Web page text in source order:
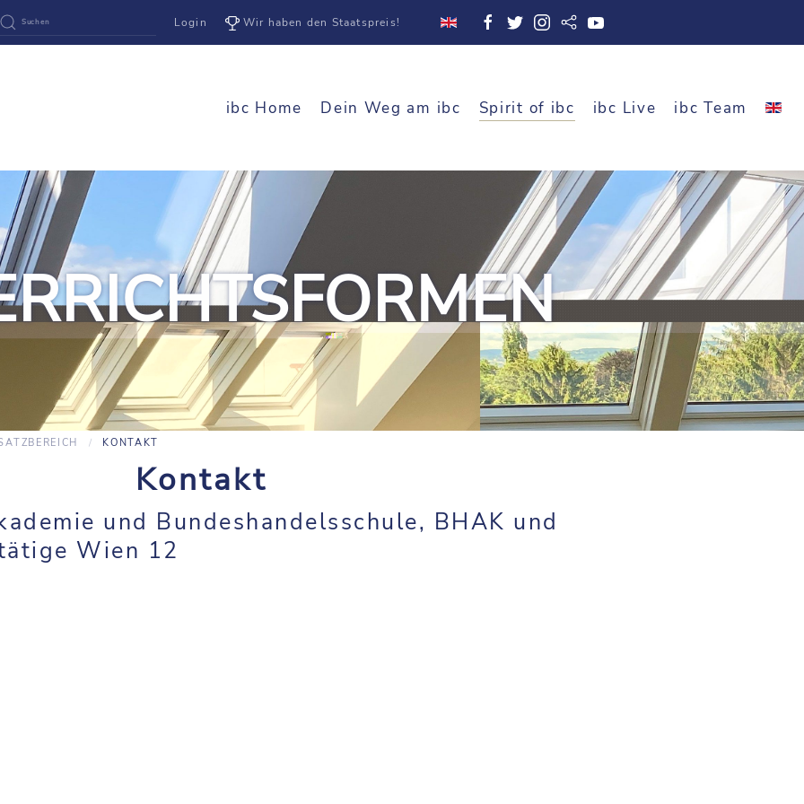
Login Wir haben den Staatspreis!
ibc Home Dein Weg am ibc Spirit of ibc ibc Live ibc Team
KONTAKT
Kontakt
und Bundeshandelsschule, BHAK und
Wien 12